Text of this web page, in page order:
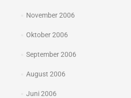
November 2006
Oktober 2006
September 2006
August 2006
Juni 2006